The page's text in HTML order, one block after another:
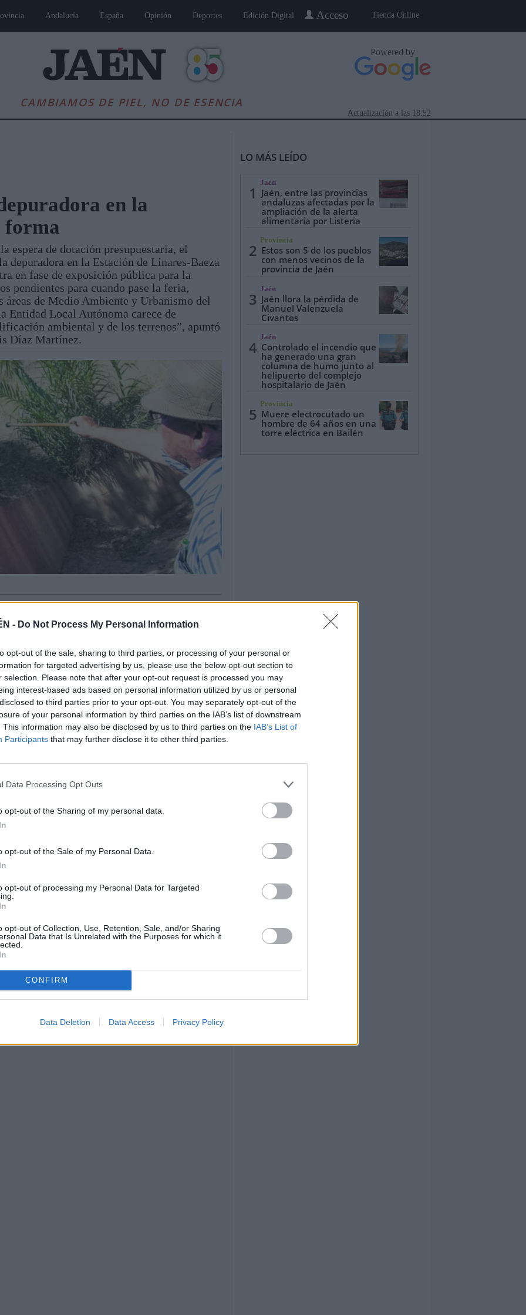
- Do Not Process My Personal Information
opt-out of the sale, sharing to third parties, or processing of your personal or
for targeted advertising by us, please use the below opt-out section to
selection. Please note that after your opt-out request is processed you may
interest-based ads based on personal information utilized by us or personal
to third parties prior to your opt-out. You may separately opt-out of the
of your personal information by third parties on the IAB’s list of downstream
This information may also be disclosed by us to third parties on the IAB’s List of
Participants that may further disclose it to other third parties.
Data Processing Opt Outs
opt-out of the Sharing of my personal data.
opt-out of the Sale of my Personal Data.
opt-out of processing my Personal Data for Targeted
opt-out of Collection, Use, Retention, Sale, and/or Sharing
Data that Is Unrelated with the Purposes for which it
CONFIRM
Data Deletion Data Access Privacy Policy
Tienda Online
Acceso
Andalucía España Opinión Deportes Edición Digital
CAMBIAMOS DE PIEL, NO DE ESENCIA
Powered by
18:52
Actualización a las
Andalucía Jaén, Pueblo a Pueblo Gente Especiales
en la
forma
espera de dotación presupuestaria, el
depuradora en la Estación de Linares-Baeza
en fase de exposición pública para la
pendientes para cuando pase la feria,
áreas de Medio Ambiente y Urbanismo del
Entidad Local Autónoma carece de
ambiental y de los terrenos”, apuntó
Díaz Martínez.
publicada la expropiación para que se hagan las
de los propietarios que lo estimen conveniente —la
en manos de Azucareras y Confederación
que salga la calificación ambiental, que prevén
iniciarían y saldrá en paralelo a licitación pública.
dará tiempo material, pero ya se habrá iniciado el
europea se evita”, manifestó el alcalde de la
en las intervenciones declaradas de Interés de
Andalucía que se financiarán con cargo al canon
tratamiento de las aguas residuales. El coste
y el plazo de ejecución de seis meses desde el
anterior y a pesar de que hemos acelerado el
presionando ha sido el tema de las sanciones
premura”, indicó Díaz Martínez.
LO MÁS LEÍDO
1
Jaén
Jaén, entre las provincias
andaluzas afectadas por la
ampliación de la alerta
alimentaria por Listeria
2
Provincia
Estos son 5 de los pueblos
con menos vecinos de la
provincia de Jaén
3
Jaén
Jaén llora la pérdida de
Manuel Valenzuela
Civantos
4
Jaén
Controlado el incendio que
ha generado una gran
columna de humo junto al
helipuerto del complejo
hospitalario de Jaén
5
Provincia
Muere electrocutado un
hombre de 64 años en una
torre eléctrica en Bailén